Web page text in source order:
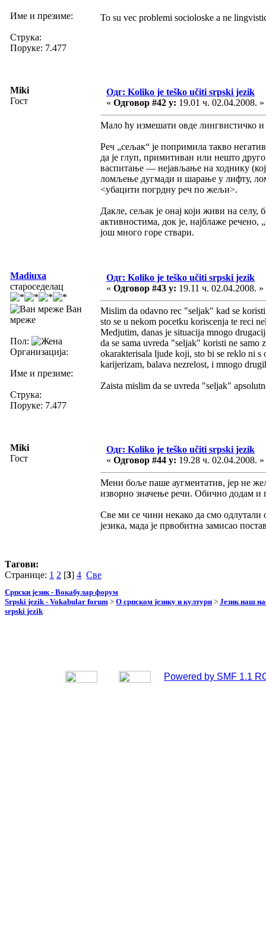
Име и презиме:
Струка:
Поруке: 7.477
To su vec problemi socioloske a ne
Miki
Гост
Одг: Koliko je teško učiti srpski jezik
« Одговор #42 у: 19.01 ч. 02.04.2008. »
Мало ћу измешати овде лингвистичко
Реч „сељак“ је попримила такво
да је глуп, примитиван или нешто
васпитање — нејављање на ходнику
ломљење дугмади и шарање у лифту,
<убацити погрдну реч по жељи>.
Дакле, сељак је онај који живи на селу,
активностима, док је, најблаже
још много горе ствари.
Madiuxa
староседелац
Ван
мреже
Пол:
Организација:
Име и презиме:
Струка:
Поруке: 7.477
Одг: Koliko je teško učiti srpski jezik
« Одговор #43 у: 19.11 ч. 02.04.2008. »
Mislim da odavno rec "seljak" kad se
sto se u nekom pocetku koriscenja te reci
Medjutim, danas je situacija mnogo
da se sama uvreda "seljak" koristi ne
okarakterisala ljude koji, sto bi se reklo ni s
karijerizam, balava nezrelost, i mnogo
Zaista mislim da se uvreda "seljak"
Miki
Гост
Одг: Koliko je teško učiti srpski jezik
« Одговор #44 у: 19.28 ч. 02.04.2008. »
Мени боље паше аугментатив, јер не
изворно значење речи. Обично додам и
Све ми се чини некако да смо одлутали
језика, мада је првобитна замисао
Тагови:
Странице: 1 2 [3] 4 Све
Српски језик - Вокабулар форум
Srpski jezik - Vokabular forum > О српском језику и култури > Језик наш
srpski jezik
Powered by SMF 1.1